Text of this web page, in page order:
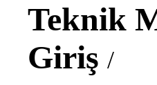
Teknik
Giriş /